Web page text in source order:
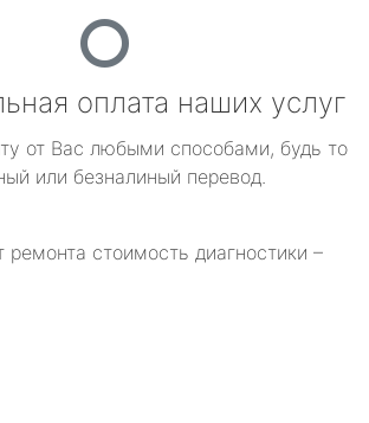
оплата наших услуг
от Вас любыми способами, будь то
или безналиный перевод.
ремонта стоимость диагностики –